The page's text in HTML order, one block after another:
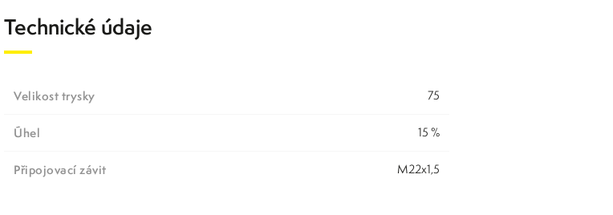
Technické údaje
Velikost trysky 75
Úhel 15 %
Připojovací závit M22x1,5